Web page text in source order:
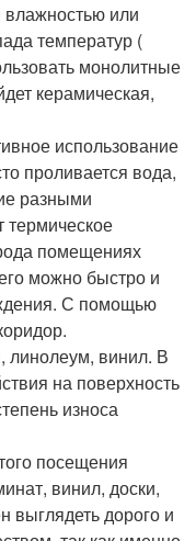
или
температур (
монолитные
керамическая,
использование
проливается вода,
разными
термическое
помещениях
можно быстро и
С помощью
линолеум, винил. В
на поверхность
износа
посещения
винил, доски,
выглядеть дорого и